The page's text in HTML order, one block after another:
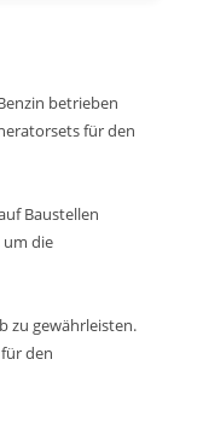
betrieben
für den
Baustellen
um die
zu gewährleisten.
den